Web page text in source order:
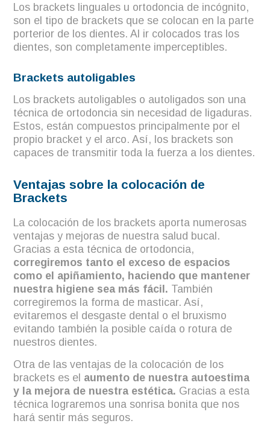
Los brackets linguales u ortodoncia de incógnito,
son el tipo de brackets que se colocan en la parte
porterior de los dientes. Al ir colocados tras los
dientes, son completamente imperceptibles.
Brackets autoligables
Los brackets autoligables o autoligados son una
técnica de ortodoncia sin necesidad de ligaduras.
Estos, están compuestos principalmente por el
propio bracket y el arco. Así, los brackets son
capaces de transmitir toda la fuerza a los dientes.
Ventajas sobre la colocación de
Brackets
La colocación de los brackets aporta numerosas
ventajas y mejoras de nuestra salud bucal.
Gracias a esta técnica de ortodoncia,
corregiremos tanto el exceso de espacios
como el apiñamiento, haciendo que mantener
nuestra higiene sea más fácil. También
corregiremos la forma de masticar. Así,
evitaremos el desgaste dental o el bruxismo
evitando también la posible caída o rotura de
nuestros dientes.
Otra de las ventajas de la colocación de los
brackets es el aumento de nuestra autoestima
y la mejora de nuestra estética. Gracias a esta
técnica lograremos una sonrisa bonita que nos
hará sentir más seguros.